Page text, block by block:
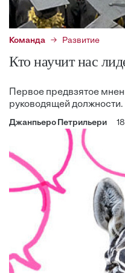
Команда Развитие
Кто научит нас
Первое предвзятое
руководящей должности.
Джанпьеро Петрильери